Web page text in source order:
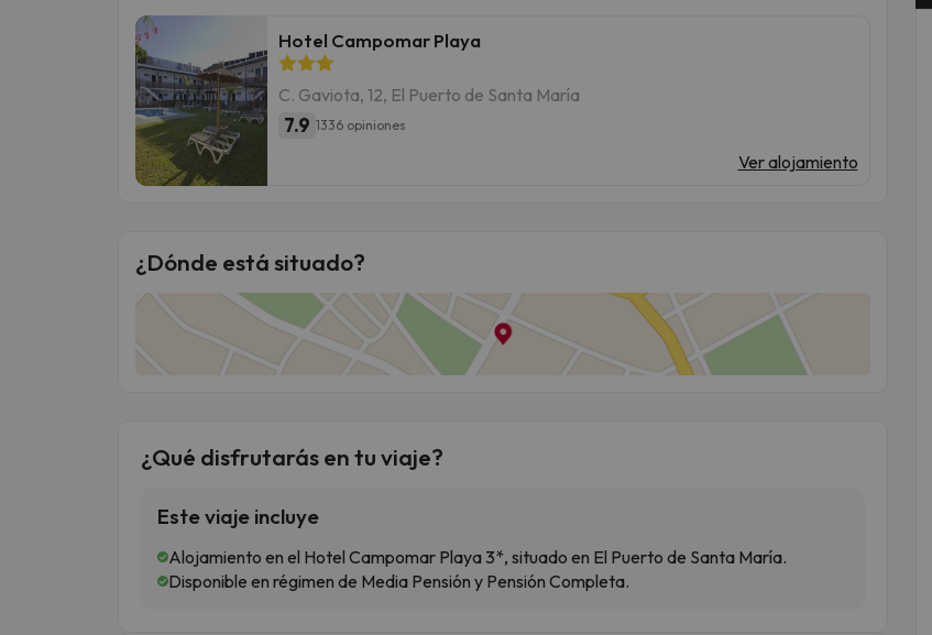
Hotel Campomar Playa
C. Gaviota, 12, El Puerto de Santa María
7.9 1336 opiniones
Ver alojamiento
¿Dónde está situado?
¿Qué disfrutarás en tu viaje?
Este viaje incluye
Alojamiento en el Hotel Campomar Playa 3*, situado en El Puerto de Santa María.
Disponible en régimen de Media Pensión y Pensión Completa.